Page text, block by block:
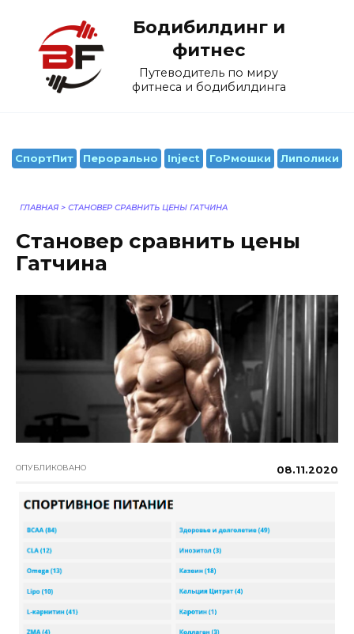
содержанию
Бодибилдинг и
фитнес
Путеводитель по миру
фитнеса и бодибилдинга
СпортПит Перорально Inject ГоРмошки Липолики
ГЛАВНАЯ > СТАНОВЕР СРАВНИТЬ ЦЕНЫ ГАТЧИНА
Становер сравнить цены
Гатчина
ОПУБЛИКОВАНО 08.11.2020